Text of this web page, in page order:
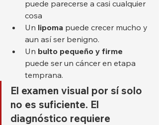
puede parecerse a casi cualquier
cosa
Un lipoma puede crecer mucho y
aun así ser benigno.
Un bulto pequeño y firme
puede ser un cáncer en etapa
temprana.
El examen visual por sí solo
no es suficiente. El
diagnóstico requiere